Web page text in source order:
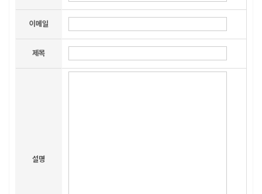
이메일
제목
설명